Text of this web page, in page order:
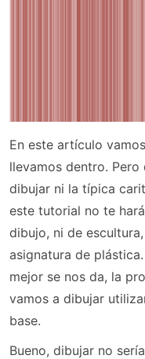
En este artículo
llevamos dentro.
dibujar ni la típica
este tutorial no te
dibujo, ni de
asignatura de
mejor se nos da, la
vamos a dibujar
base.
Bueno, dibujar no